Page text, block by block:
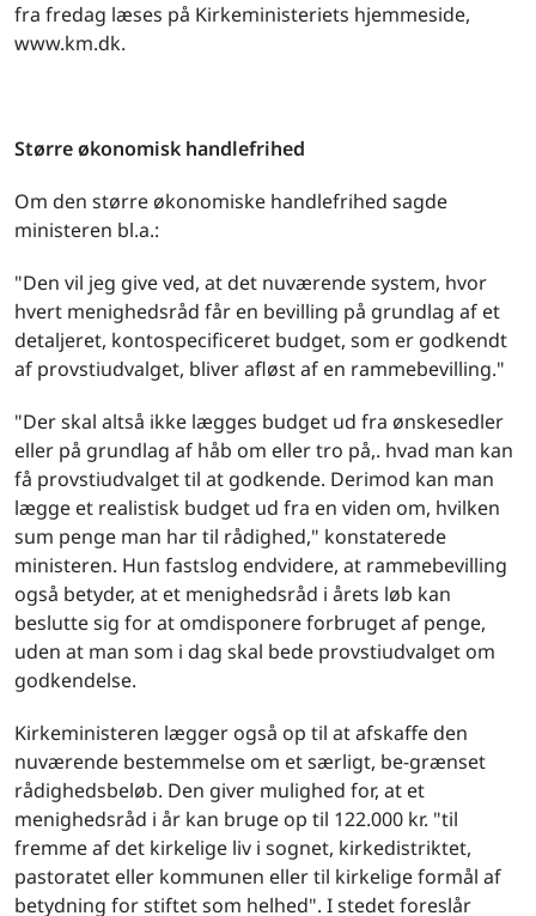
fra fredag læses på Kirkeministeriets hjemmeside,
www.km.dk.
Større økonomisk handlefrihed
Om den større økonomiske handlefrihed sagde
ministeren bl.a.:
"Den vil jeg give ved, at det nuværende system, hvor
hvert menighedsråd får en bevilling på grundlag af et
detaljeret, kontospecificeret budget, som er godkendt
af provstiudvalget, bliver afløst af en rammebevilling."
"Der skal altså ikke lægges budget ud fra ønskesedler
eller på grundlag af håb om eller tro på,. hvad man kan
få provstiudvalget til at godkende. Derimod kan man
lægge et realistisk budget ud fra en viden om, hvilken
sum penge man har til rådighed," konstaterede
ministeren. Hun fastslog endvidere, at rammebevilling
også betyder, at et menighedsråd i årets løb kan
beslutte sig for at omdisponere forbruget af penge,
uden at man som i dag skal bede provstiudvalget om
godkendelse.
Kirkeministeren lægger også op til at afskaffe den
nuværende bestemmelse om et særligt, be-grænset
rådighedsbeløb. Den giver mulighed for, at et
menighedsråd i år kan bruge op til 122.000 kr. "til
fremme af det kirkelige liv i sognet, kirkedistriktet,
pastoratet eller kommunen eller til kirkelige formål af
betydning for stiftet som helhed". I stedet foreslår